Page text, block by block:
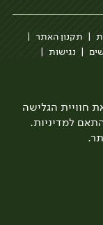
חוויית הגלישה
למדיניות.
תקנון האתר
נגישות
3bears פיתוח:Quatro